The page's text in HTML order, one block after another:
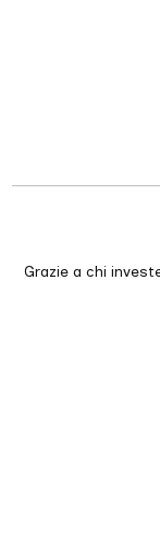
Grazie a chi